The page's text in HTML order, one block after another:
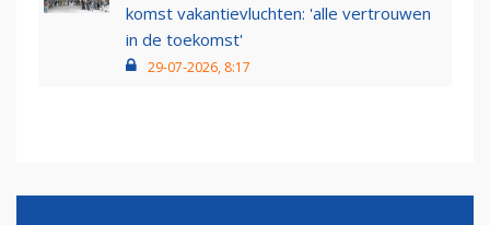
komst vakantievluchten: 'alle vertrouwen
in de toekomst'
29-07-2026, 8:17